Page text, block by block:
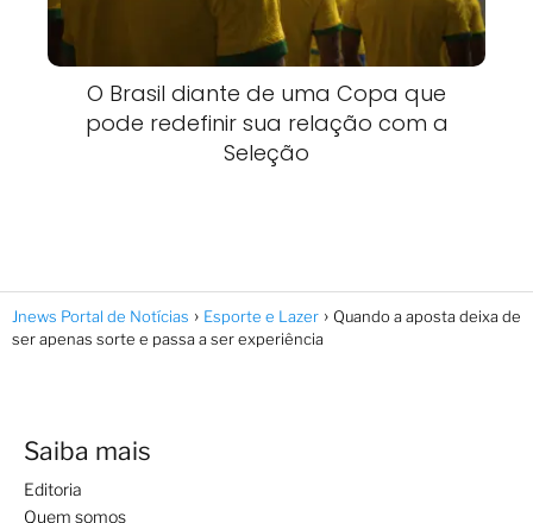
O Brasil diante de uma Copa que
pode redefinir sua relação com a
Seleção
Jnews Portal de Notícias Esporte e Lazer
Quando a aposta deixa de
ser apenas sorte e passa a ser experiência
Saiba mais
Editoria
Quem somos